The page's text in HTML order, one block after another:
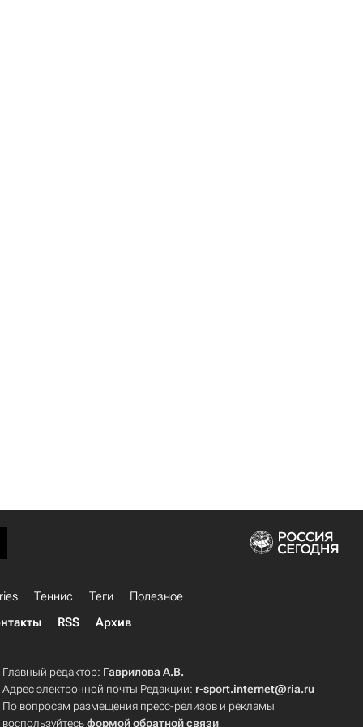
Теннис Теги
Полезное
RSS Архив
Главный редактор: Гаврилова А.В.
Адрес электронной почты Редакции: r-sport.internet@ria.ru
По вопросам размещения пресс-релизов и рекламы
воспользуйтесьформой обратной связи